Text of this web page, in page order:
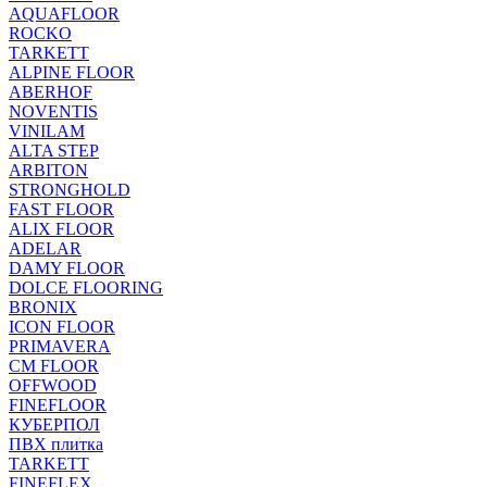
AQUAFLOOR
ROCKO
TARKETT
ALPINE FLOOR
ABERHOF
NOVENTIS
VINILAM
ALTA STEP
ARBITON
STRONGHOLD
FAST FLOOR
ALIX FLOOR
ADELAR
DAMY FLOOR
DOLCE FLOORING
BRONIX
ICON FLOOR
PRIMAVERA
CM FLOOR
OFFWOOD
FINEFLOOR
КУБЕРПОЛ
ПВХ плитка
TARKETT
FINEFLEX